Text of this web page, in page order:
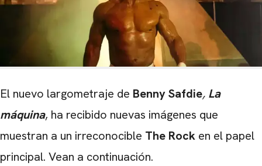
El nuevo largometraje de Benny Safdie, La
máquina, ha recibido nuevas imágenes que
muestran a un irreconocible The Rock en el papel
principal. Vean a continuación.